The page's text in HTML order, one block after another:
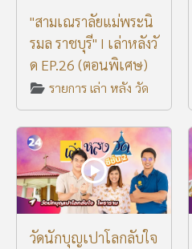
"สามเณราลัยแม่พระนิ
รมล ราชบุรี" I เล่าหลังวั
ด EP.26 (ตอนพิเศษ)
รายการ เล่า หลัง วัด
วัดนักบุญเปาโลกลับใจ